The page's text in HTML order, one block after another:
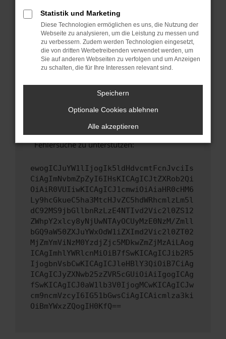
Betriebssystem auf dem neuesten Stand
sind.
Veraltete Software birgt nicht nur ein
Sicherheitsrisiko, sondern kann auch dazu
führen, dass bestimmte Funktionen nicht mehr
unterstützt werden.
Wende dich an den Webseitenbetreiber.
Wenn du alle oben genannten Schritte versucht
hast, kontaktiere uns bitte. Wir werden
versuchen, das Problem zu beheben. Du kannst
uns diesen Text schicken, um uns bei der
Fehlersuche zu unterstützen:
ewogICJuYW1lIjogIk5ldHdvcmtFcnJvciIs
CiAgImNvbmZpZyI6IHsKICAgICJtZXRob2Qi
OiAiR0VUIiwKICAgICJ1cmwiOiAiaHR0cHM6
Ly9hcGkueC5ha3MtcHJvZC5hdWRhcmlzLm5l
dC92MS9jbGllbnRzLzE4NTIvd2Vic2l0ZS12
ZWhpY2xlcy8yNjUwNTAyOCUyMzE0NzM/Zmll
bGQ9aW50ZXJuYWxOdW1iZXImd2Vic2l0ZT02
MjZmYmViNzM0YzdjZjc5MDkwZmZjMzAiLAog
ICAgImhlYWRlcnMiOiB7fSwKICAgICJib2R5
IjogbnVsbCwKICAgICJleHBlY3QiOiB7CiAg
ICAgICJyZXNwb25zZVR5cGUiOiAiIgogICAg
fSwKICAgICJ0aW1lb3V0IjogMCwKICAgICJw
cm9ncmVzcyI6IG51bGwsCiAgICAicmlza3ki
OiBmYWxzZQogIH0KfQ==
Statistik und Marketing
Diese Technologien ermöglichen es uns, die Nutzung der
Webseite zu analysieren, um die Leistung zu messen und
zu verbessern. Zudem werden Technologien eingesetzt,
die von dritten Werbetreibenden verwendet werden, um
Sie auf anderen Webseiten zu verfolgen und um Anzeigen
zu schalten, die für Ihre Interessen relevant sind.
Speichern
Optionale Cookies ablehnen
Alle akzeptieren